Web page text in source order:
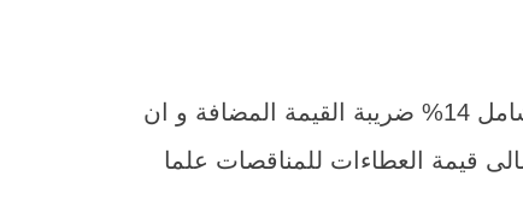
و يرفق بالعطاء صورة البطاقة الضريبية و ما يثبت القيد بضريبة القيمة المضافة و سعر الكراسة شامل 14% ضريبة القيمة المضافة و ان
من تاريخ فض المظاريف و التأمين النهائى بنسبة 5% من إجمالى قيمة العطاءات للمناقصات علما